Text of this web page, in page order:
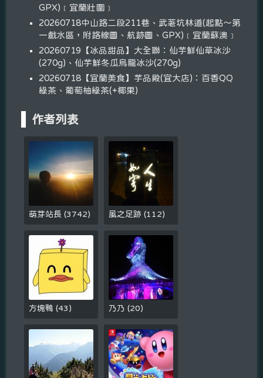
GPX)﹝宜蘭壯圍﹞
20260718中山路二段211巷、武荖坑林道(起點～第
一戲水區，附路線圖、航跡圖、GPX)﹝宜蘭蘇澳﹞
20260719【冰品甜品】大全聯：仙芋鮮仙草冰沙
(270g)、仙芋鮮冬瓜烏龍冰沙(270g)
20260718【宜蘭美食】芋品殿(宜大店)：百香QQ
綠茶、葡萄柚綠茶(+椰果)
作者列表
萌芽站長(3742) 風之足跡(112)
方塊鴨(43 ) 乃乃(20)